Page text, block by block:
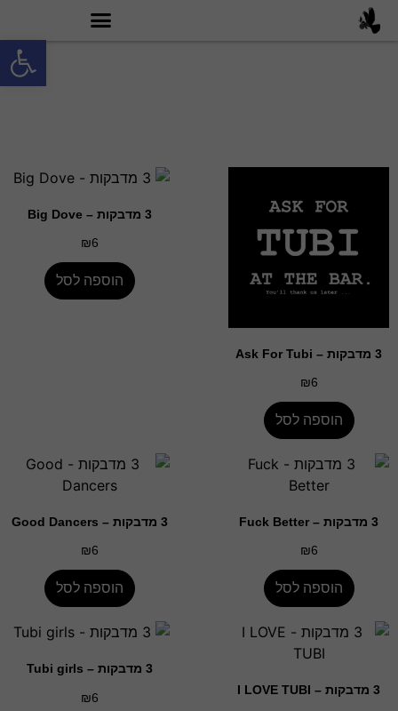
פתח
3 מדבקות – Ask For Tubi
₪6
הוספה לסל
3 מדבקות – Big Dove
₪6
הוספה לסל
3 מדבקות – Fuck Better
₪6
הוספה לסל
3 מדבקות – Good Dancers
₪6
הוספה לסל
3 מדבקות – I LOVE TUBI
3 מדבקות – Tubi girls
₪6